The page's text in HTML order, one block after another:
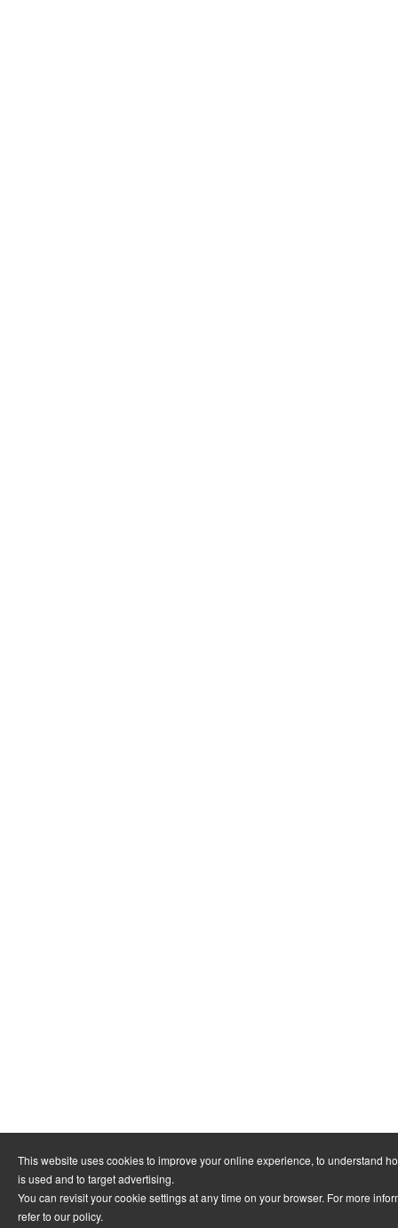
This website uses cookies to improve your online experience, to understand
is used and to target advertising.
You can revisit your cookie settings at any time on your browser. For more
refer to our policy.